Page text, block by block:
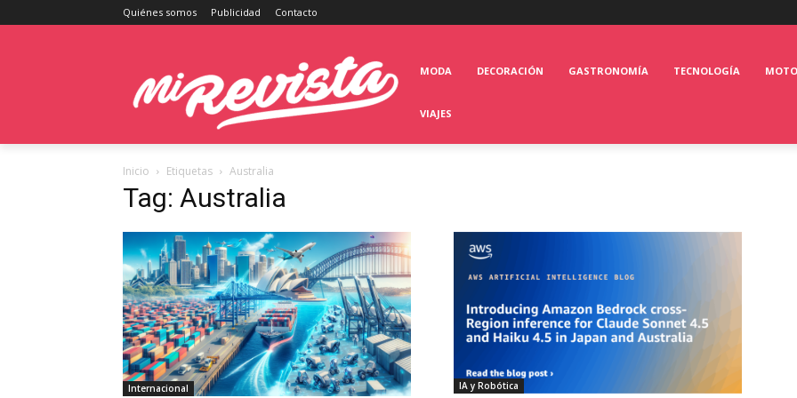
Quiénes somos Publicidad Contacto
MODA DECORACIÓN GASTRONOMÍA TECNOLOGÍA
VIAJES
Inicio Etiquetas Australia
Tag: Australia
Internacional IA y Robótica